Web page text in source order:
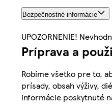
Bezpečnostné informácie
UPOZORNENIE!
Príprava a
Robíme všetko pre to,
prísady, obsah výživy,
informácie poskytnuté